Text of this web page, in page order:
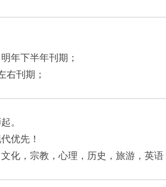
年下半年刊期；
右刊期；
。
优先！
化，宗教，心理，历史，旅游，英语